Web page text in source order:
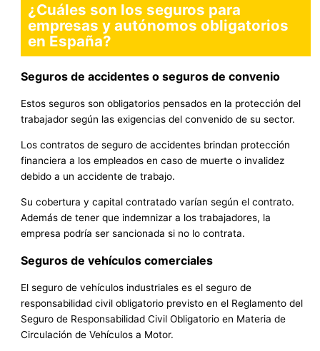
¿Cuáles son los seguros para
empresas y autónomos obligatorios
en España?
Seguros de accidentes o seguros de convenio
Estos seguros son obligatorios pensados en la protección del
trabajador según las exigencias del convenido de su sector.
Los contratos de seguro de accidentes brindan protección
financiera a los empleados en caso de muerte o invalidez
debido a un accidente de trabajo.
Su cobertura y capital contratado varían según el contrato.
Además de tener que indemnizar a los trabajadores, la
empresa podría ser sancionada si no lo contrata.
Seguros de vehículos comerciales
El seguro de vehículos industriales es el seguro de
responsabilidad civil obligatorio previsto en el Reglamento del
Seguro de Responsabilidad Civil Obligatorio en Materia de
Circulación de Vehículos a Motor.